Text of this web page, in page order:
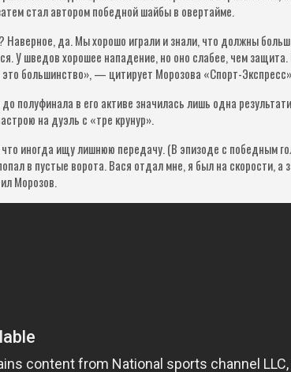
стал автором победной шайбы в овертайме.
да. Мы хорошо играли и знали, что должны
У шведов хорошее нападение, но оно слабее, чем
большинство», — цитирует Морозова «Спорт-
полуфинала в его активе значилась лишь одна
на дуэль с «тре крунур».
иногда ищу лишнюю передачу. (В эпизоде с победным
в пустые ворота. Вася отдал мне, я был на скорости,
Морозов.